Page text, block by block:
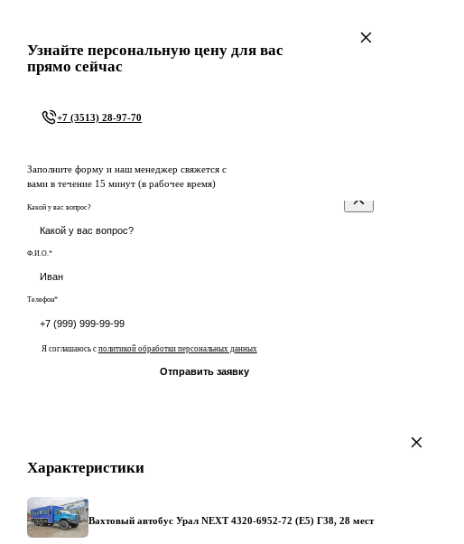
Узнайте персональную цену для вас
прямо сейчас
+7 (3513) 28-97-70
Заполните форму и наш менеджер свяжется с
вами в течение 15 минут (в рабочее время)
Какой у вас вопрос?
Ф.И.О.*
Телефон*
Я соглашаюсь с политикой обработки персональных данных
Отправить заявку
Характеристики
Вахтовый автобус Урал NEXT 4320-6952-72 (Е5) Г38, 28 мест